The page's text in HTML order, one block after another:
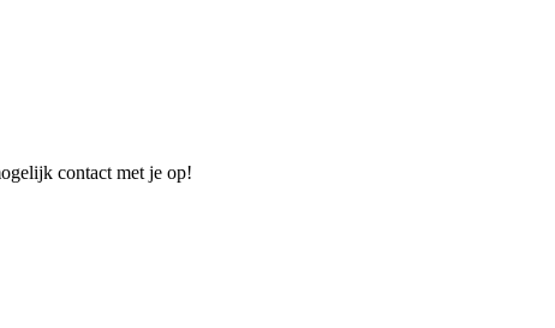
contact met je op!